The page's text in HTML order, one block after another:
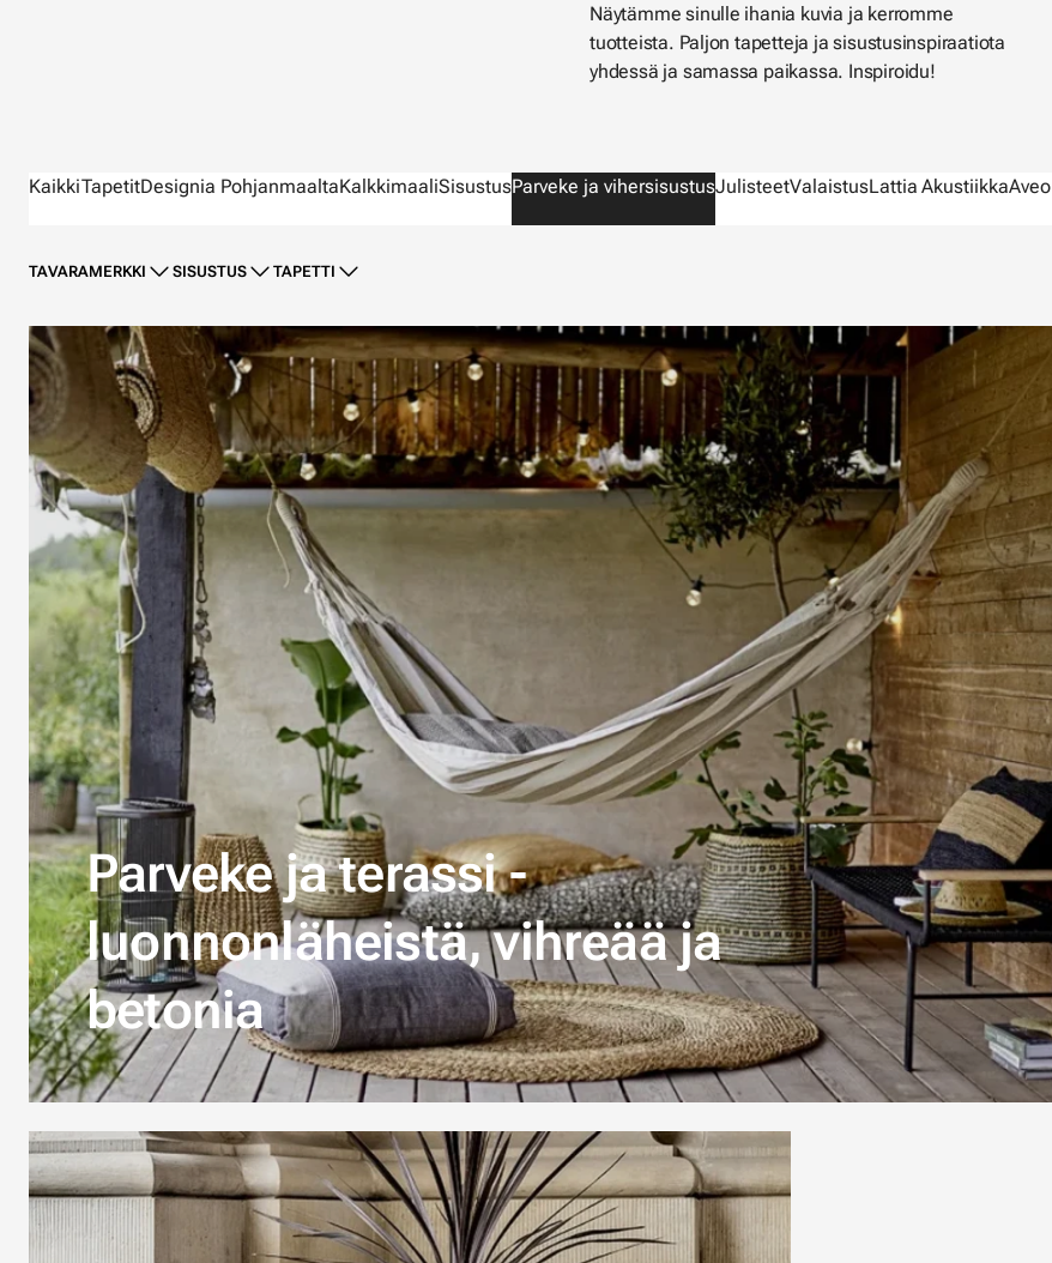
Näytämme sinulle ihania kuvia ja kerromme
tuotteista. Paljon tapetteja ja sisustusinspiraatiota
yhdessä ja samassa paikassa. Inspiroidu!
KaikkiTapetitDesignia PohjanmaaltaKalkkimaaliSisustusParveke ja vihersisustusJulisteetValaistusLattia AkustiikkaAveo
TAVARAMERKKI SISUSTUS TAPETTI
Parveke ja terassi -
luonnonläheistä, vihreää ja
betonia